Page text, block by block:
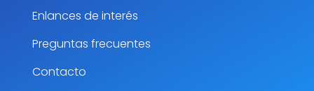
Enlances de interés
Preguntas frecuentes
Contacto